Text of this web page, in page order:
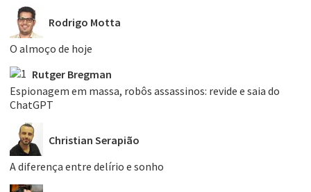
Rodrigo Motta
O almoço de hoje
Rutger Bregman
Espionagem em massa, robôs assassinos: revide e saia do
ChatGPT
Christian Serapião
A diferença entre delírio e sonho